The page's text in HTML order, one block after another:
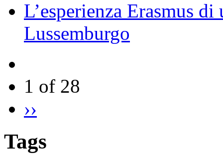
L’esperienza Erasmus
Lussemburgo
1 of 28
››
Tags